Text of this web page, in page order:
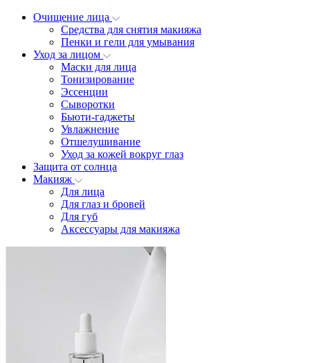
Очищение лица
Средства для снятия макияжа
Пенки и гели для умывания
Уход за лицом
Маски для лица
Тонизирование
Эссенции
Сыворотки
Бьюти-гаджеты
Увлажнение
Отшелушивание
Уход за кожей вокруг глаз
Защита от солнца
Макияж
Для лица
Для глаз и бровей
Для губ
Аксессуары для макияжа